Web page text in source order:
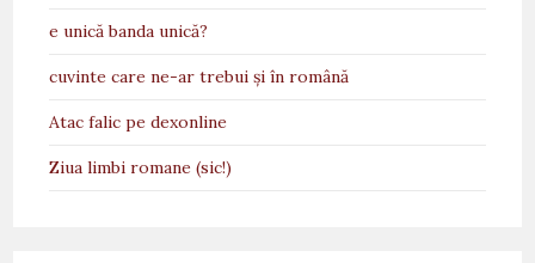
e unică banda unică?
cuvinte care ne-ar trebui și în română
Atac falic pe dexonline
Ziua limbi romane (sic!)